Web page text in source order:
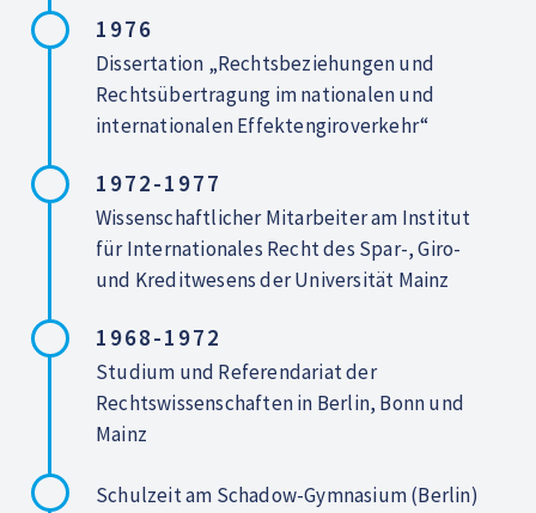
1976
Dissertation „Rechtsbeziehungen und
Rechtsübertragung im nationalen und
internationalen Effektengiroverkehr“
1972-1977
Wissenschaftlicher Mitarbeiter am Institut
für Internationales Recht des Spar-, Giro-
und Kreditwesens der Universität Mainz
1968-1972
Studium und Referendariat der
Rechtswissenschaften in Berlin, Bonn und
Mainz
Schulzeit am Schadow-Gymnasium (Berlin)